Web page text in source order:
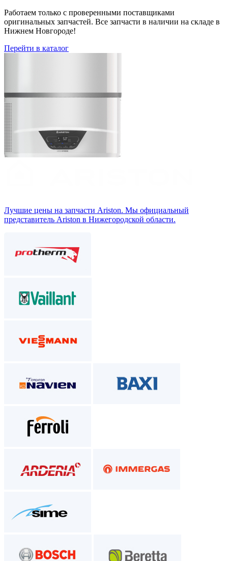
Работаем только с проверенными поставщиками
оригинальных запчастей. Все запчасти в наличии на складе в
Нижнем Новгороде!
Перейти в каталог
Лучшие цены на запчасти Аriston. Мы официальный
представитель Ariston в Нижегородской области.